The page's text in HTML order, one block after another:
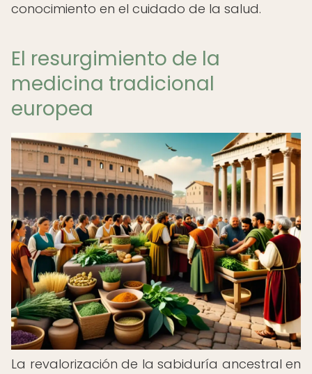
conocimiento en el cuidado de la salud.
El resurgimiento de la
medicina tradicional
europea
La revalorización de la sabiduría ancestral en